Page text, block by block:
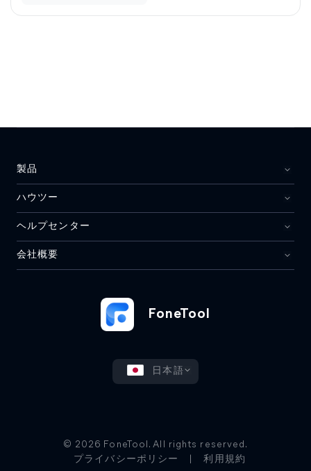
FoneTool
日本語
製品
ハウツー
ヘルプセンター
会社概要
© 2026 FoneTool. All rights reserved.
プライバシーポリシー
利用規約